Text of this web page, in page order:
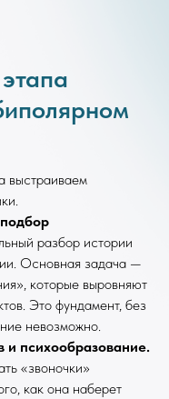
выстраиваем
разбор истории
Основная задача —
которые выровняют
Это фундамент, без
невозможно.
и психообразование.
«звоночки»
как она наберет